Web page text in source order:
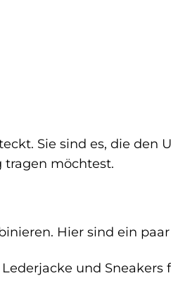
Sie sind es, die den
tragen möchtest.
Hier sind ein
und Sneakers